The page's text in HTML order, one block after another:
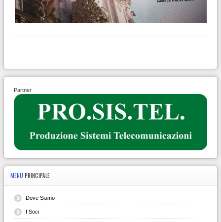
Partner
MENU PRINCIPALE
Dove Siamo
I Soci